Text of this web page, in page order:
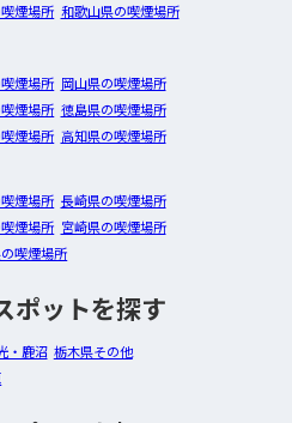
煙場所 和歌山県の喫煙場所
煙場所 岡山県の喫煙場所
煙場所 徳島県の喫煙場所
煙場所 高知県の喫煙場所
煙場所 長崎県の喫煙場所
煙場所 宮崎県の喫煙場所
喫煙場所
ポットを探す
・鹿沼 栃木県その他